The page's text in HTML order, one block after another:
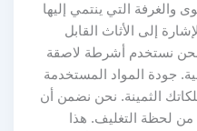
والغرفة التي ينتمي إليها
إلى الأثاث القابل
نحن نستخدم أشرطة لاصقة
جودة المواد المستخدمة
الثمينة. نحن نضمن أن
لحظة التغليف. هذا